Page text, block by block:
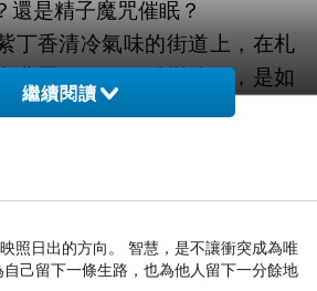
還是精子魔咒催眠？
香清冷氣味的街道上，在札
背景下，一場愛戀情緣，是如
冷卻？
的不見得有愛。
也末必就彼此相愛。
繼續閱讀
照日出的方向。 智慧，是不讓衝突成為唯
己留下一條生路，也為他人留下一分餘地